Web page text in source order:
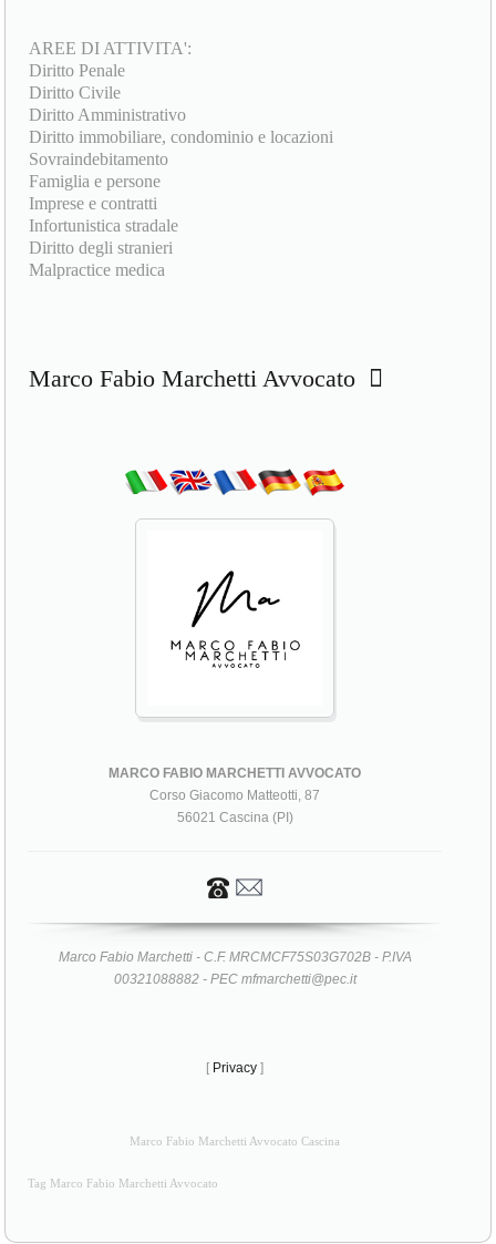
AREE DI ATTIVITA':
Diritto Penale
Diritto Civile
Diritto Amministrativo
Diritto immobiliare, condominio e locazioni
Sovraindebitamento
Famiglia e persone
Imprese e contratti
Infortunistica stradale
Diritto degli stranieri
Malpractice medica
Marco Fabio Marchetti Avvocato
MARCO FABIO MARCHETTI AVVOCATO
Corso Giacomo Matteotti, 87
56021 Cascina (PI)
Marco Fabio Marchetti - C.F. MRCMCF75S03G702B - P.IVA
00321088882 - PEC mfmarchetti@pec.it
[ Privacy ]
Marco Fabio Marchetti Avvocato Cascina
Tag Marco Fabio Marchetti Avvocato